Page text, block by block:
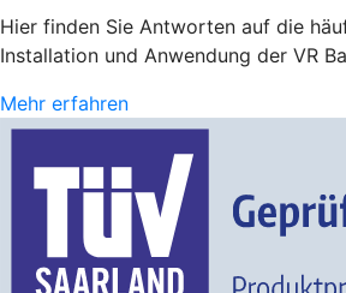
Hier finden Sie Antworten auf die
Installation und Anwendung der VR
Mehr erfahren